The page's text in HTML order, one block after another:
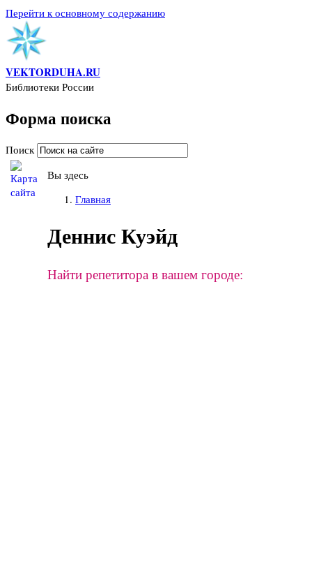
Перейти к основному содержанию
VEKTORDUHA.RU
Библиотеки России
Форма поиска
Поиск
Вы здесь
Главная
Деннис Куэйд
Найти репетитора в вашем городе: